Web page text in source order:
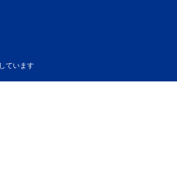
ています